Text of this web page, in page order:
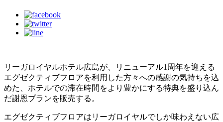
リーガロイヤルホテル広島が、リニューアル1周年を迎える
エグゼクティブフロアを利用した方々への感謝の気持ちを込
めた、ホテルでの滞在時間をより豊かにする特典を盛り込ん
だ謝恩プランを販売する。
エグゼクティブフロアはリーガロイヤルでしか味わえない広